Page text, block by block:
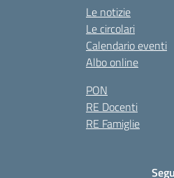
Le notizie
Le circolari
Calendario eventi
Albo online
PON
RE Docenti
RE Famiglie